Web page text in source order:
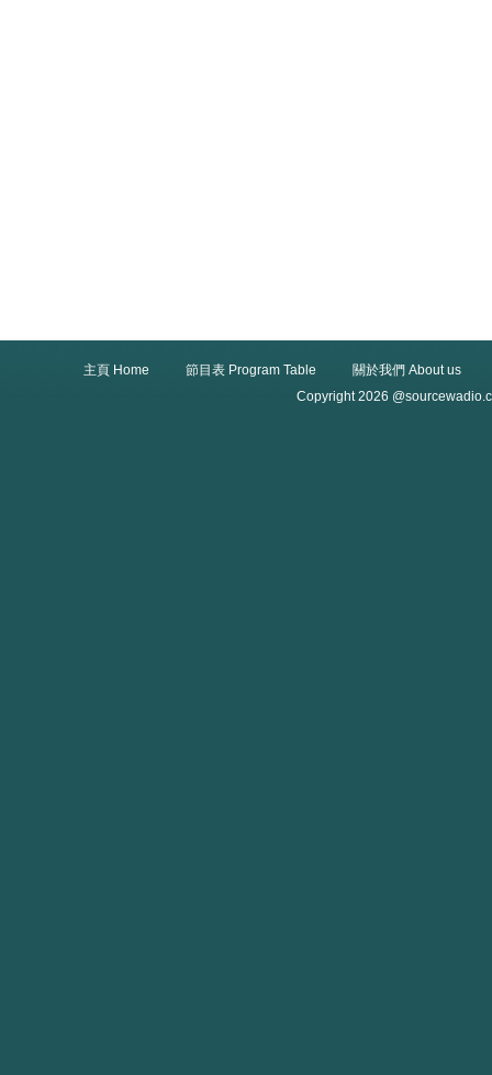
主頁 Home 節目表 Program Table
關於我們 About us
Copyright 2026